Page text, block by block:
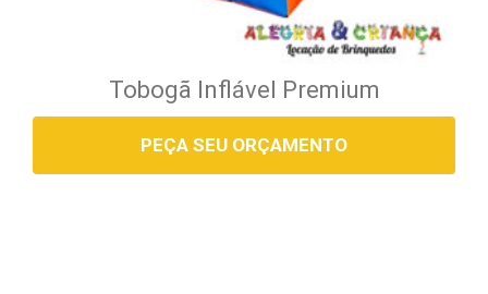
Tobogã Inflável Premium
PEÇA SEU ORÇAMENTO